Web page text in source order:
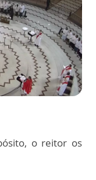
o reitor os